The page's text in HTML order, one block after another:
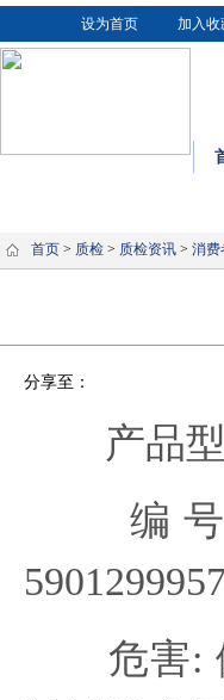
设为首页 加入收
首页 > 质检 > 质检资讯 > 消费
分享至：
产品型
编号/
危害: 健